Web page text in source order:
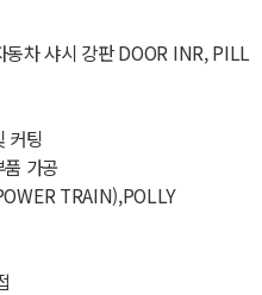
차 샤시 강판 DOOR INR, PILL
커팅
가공
TRAIN),POLLY